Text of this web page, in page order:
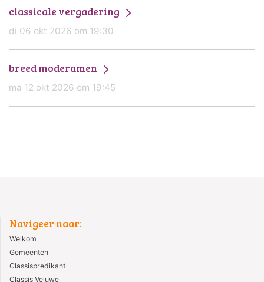
classicale vergadering
di 06 okt 2026 om 19:30
breed moderamen
ma 12 okt 2026 om 19:45
Navigeer naar:
Welkom
Gemeenten
Classispredikant
Classis Veluwe